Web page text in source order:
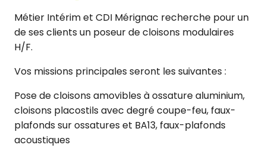
Métier Intérim et CDI Mérignac recherche pour un
de ses clients un poseur de cloisons modulaires
H/F.
Vos missions principales seront les suivantes :
Pose de cloisons amovibles à ossature aluminium,
cloisons placostils avec degré coupe-feu, faux-
plafonds sur ossatures et BA13, faux-plafonds
acoustiques